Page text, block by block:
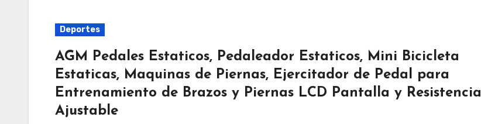
Deportes
AGM Pedales Estaticos, Pedaleador Estaticos, Mini Bicicleta
Estaticas, Maquinas de Piernas, Ejercitador de Pedal para
Entrenamiento de Brazos y Piernas LCD Pantalla y Resistencia
Ajustable